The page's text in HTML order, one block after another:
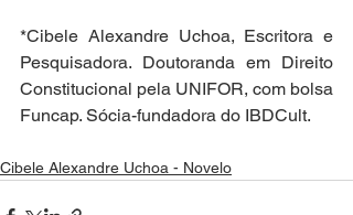
*Cibele Alexandre Uchoa, Escritora e
Pesquisadora. Doutoranda em Direito
Constitucional pela UNIFOR, com bolsa
Funcap. Sócia-fundadora do IBDCult.
Cibele Alexandre Uchoa - Novelo